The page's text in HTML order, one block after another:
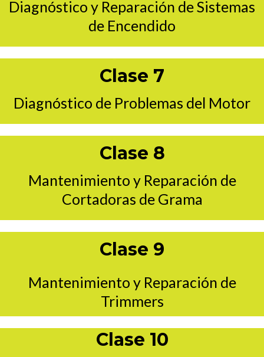
Diagnóstico y Reparación de Sistemas
de Encendido
Clase 7
Diagnóstico de Problemas del Motor
Clase 8
Mantenimiento y Reparación de
Cortadoras de Grama
Clase 9
Mantenimiento y Reparación de
Trimmers
Clase 10